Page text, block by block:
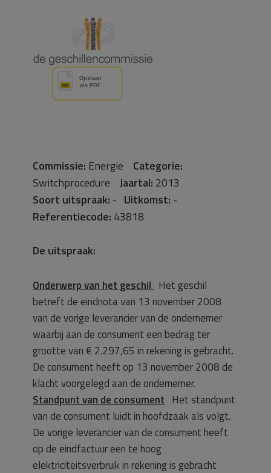
Commissie: Energie Categorie:
Switchprocedure Jaartal: 2013
Soort uitspraak: - Uitkomst: -
Referentiecode: 43818
De uitspraak:
Onderwerp van het geschil Het geschil
betreft de eindnota van 13 november 2008
van de vorige leverancier van de ondernemer
waarbij aan de consument een bedrag ter
grootte van € 2.297,65 in rekening is gebracht.
De consument heeft op 13 november 2008 de
klacht voorgelegd aan de ondernemer.
Standpunt van de consument Het standpunt
van de consument luidt in hoofdzaak als volgt.
De vorige leverancier van de consument heeft
op de eindfactuur een te hoog
elektriciteitsverbruik in rekening is gebracht